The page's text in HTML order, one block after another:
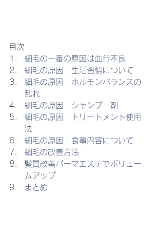
目次
細毛の一番の原因は血行不良
細毛の原因　生活習慣について
細毛の原因　ホルモンバランスの
乱れ
細毛の原因　シャンプー剤
細毛の原因　トリートメント使用
法
細毛の原因　食事内容について
細毛の改善方法
髪質改善パーマエステでボリュー
ムアップ
まとめ